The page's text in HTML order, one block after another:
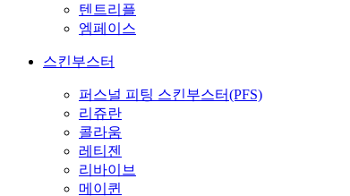
텐트리플
엠페이스
스킨부스터
퍼스널 피팅 스킨부스터(PFS)
리쥬란
콜라움
레티젠
리바이브
메이퀸